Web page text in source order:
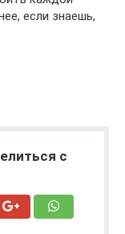
если знаешь,
с